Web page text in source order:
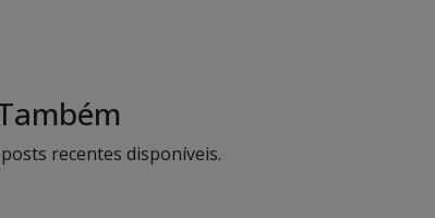
posts recentes disponíveis.